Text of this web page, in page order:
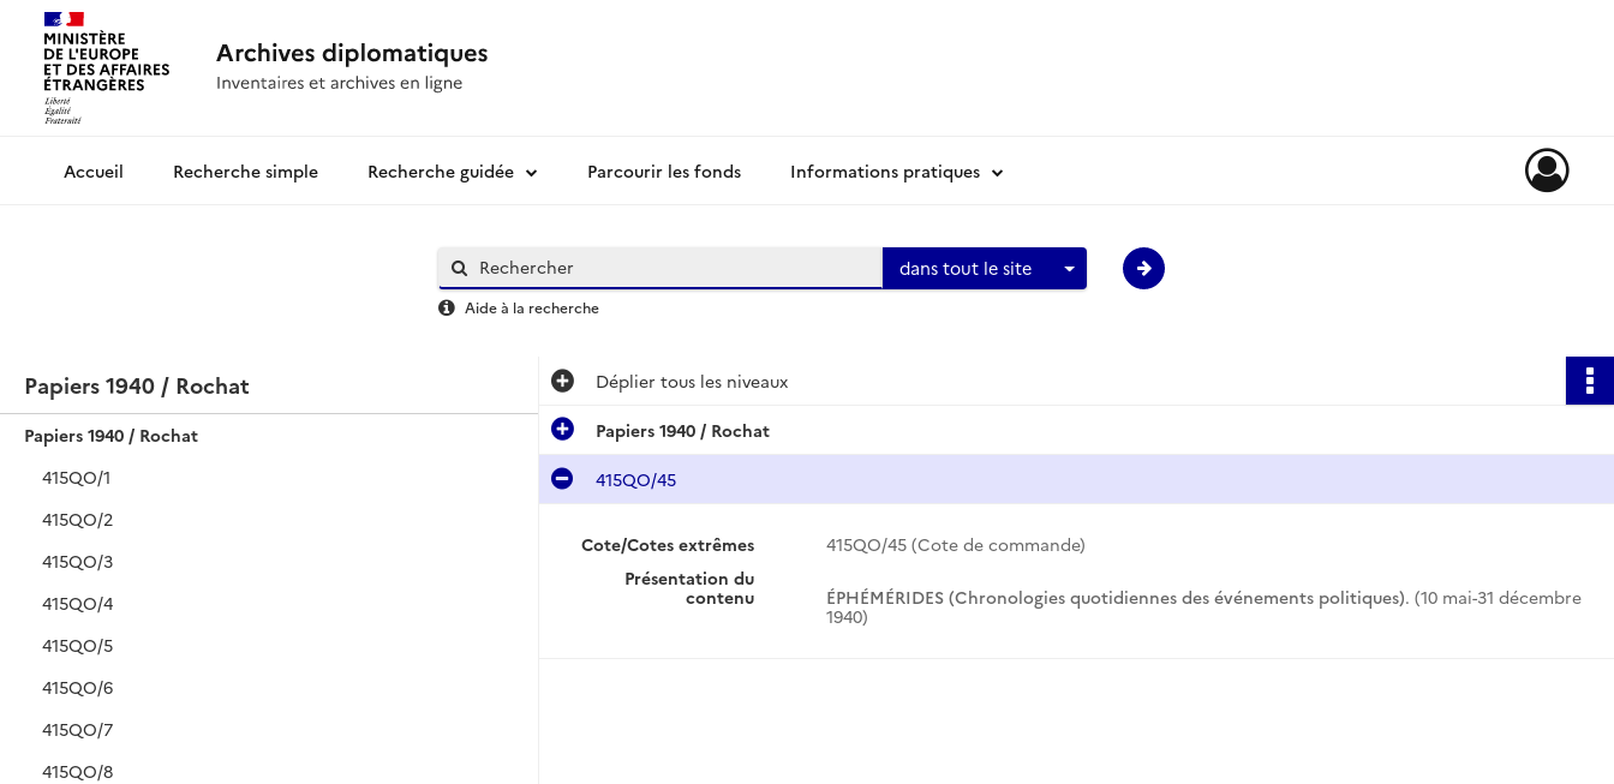
Archives diplomatiquesRecherche simple Recherche guidée Parcourir les fonds Informations pratiques
dans tout le site
Aide à la recherche
Papiers 1940 / Rochat
Papiers 1940 / Rochat
415QO/1
415QO/2
415QO/3
415QO/4
415QO/5
415QO/6
415QO/7
415QO/8
Déplier tous les niveaux
Papiers 1940 / Rochat
415QO/45
Cote/Cotes extrêmes
415QO/45 (Cote de commande)
Présentation du
contenu
ÉPHÉMÉRIDES (Chronologies quotidiennes des événements politiques). (10 mai-31 décembre
1940)